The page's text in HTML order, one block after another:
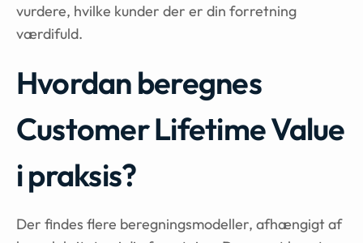
vurdere, hvilke kunder der er din forretning
værdifuld.
Hvordan beregnes
Customer Lifetime Value
i praksis?
Der findes flere beregningsmodeller, afhængigt af